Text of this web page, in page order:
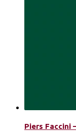
Piers Faccini